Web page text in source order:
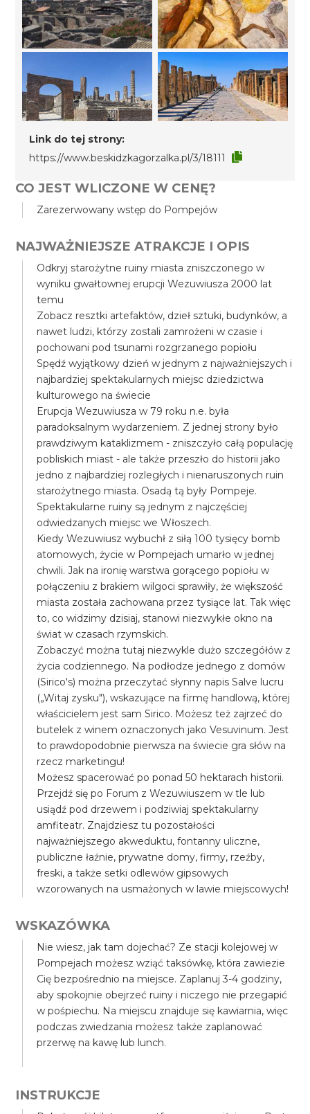
Link do tej strony:
https://www.beskidzkagorzalka.pl/3/18111
CO JEST WLICZONE W CENĘ?
Zarezerwowany wstęp do Pompejów
NAJWAŻNIEJSZE ATRAKCJE I OPIS
Odkryj starożytne ruiny miasta zniszczonego w
wyniku gwałtownej erupcji Wezuwiusza 2000 lat
temu
Zobacz resztki artefaktów, dzieł sztuki, budynków, a
nawet ludzi, którzy zostali zamrożeni w czasie i
pochowani pod tsunami rozgrzanego popiołu
Spędź wyjątkowy dzień w jednym z najważniejszych i
najbardziej spektakularnych miejsc dziedzictwa
kulturowego na świecie
Erupcja Wezuwiusza w 79 roku n.e. była
paradoksalnym wydarzeniem. Z jednej strony było
prawdziwym kataklizmem - zniszczyło całą populację
pobliskich miast - ale także przeszło do historii jako
jedno z najbardziej rozległych i nienaruszonych ruin
starożytnego miasta. Osadą tą były Pompeje.
Spektakularne ruiny są jednym z najczęściej
odwiedzanych miejsc we Włoszech.
Kiedy Wezuwiusz wybuchł z siłą 100 tysięcy bomb
atomowych, życie w Pompejach umarło w jednej
chwili. Jak na ironię warstwa gorącego popiołu w
połączeniu z brakiem wilgoci sprawiły, że większość
miasta została zachowana przez tysiące lat. Tak więc
to, co widzimy dzisiaj, stanowi niezwykłe okno na
świat w czasach rzymskich.
Zobaczyć można tutaj niezwykle dużo szczegółów z
życia codziennego. Na podłodze jednego z domów
(Sirico's) można przeczytać słynny napis Salve lucru
(„Witaj zysku"), wskazujące na firmę handlową, której
właścicielem jest sam Sirico. Możesz też zajrzeć do
butelek z winem oznaczonych jako Vesuvinum. Jest
to prawdopodobnie pierwsza na świecie gra słów na
rzecz marketingu!
Możesz spacerować po ponad 50 hektarach historii.
Przejdź się po Forum z Wezuwiuszem w tle lub
usiądź pod drzewem i podziwiaj spektakularny
amfiteatr. Znajdziesz tu pozostałości
najważniejszego akweduktu, fontanny uliczne,
publiczne łaźnie, prywatne domy, firmy, rzeźby,
freski, a także setki odlewów gipsowych
wzorowanych na usmażonych w lawie miejscowych!
WSKAZÓWKA
Nie wiesz, jak tam dojechać? Ze stacji kolejowej w
Pompejach możesz wziąć taksówkę, która zawiezie
Cię bezpośrednio na miejsce. Zaplanuj 3-4 godziny,
aby spokojnie obejrzeć ruiny i niczego nie przegapić
w pośpiechu. Na miejscu znajduje się kawiarnia, więc
podczas zwiedzania możesz także zaplanować
przerwę na kawę lub lunch.
INSTRUKCJE